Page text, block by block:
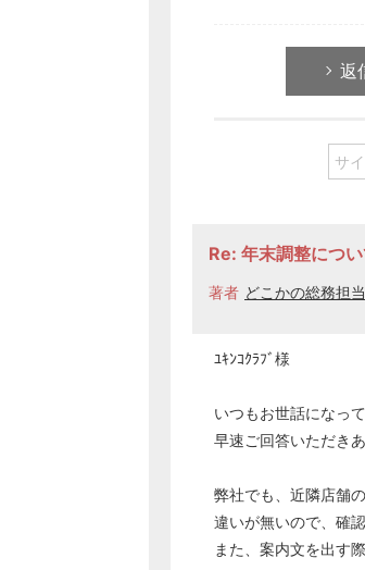
返
Re: 年末調整につ
著者 どこかの総務担当
ﾕｷﾝｺｸﾗﾌﾞ様
いつもお世話になって
早速ご回答いただき
弊社でも、近隣店舗の
違いが無いので、確
また、案内文を出す